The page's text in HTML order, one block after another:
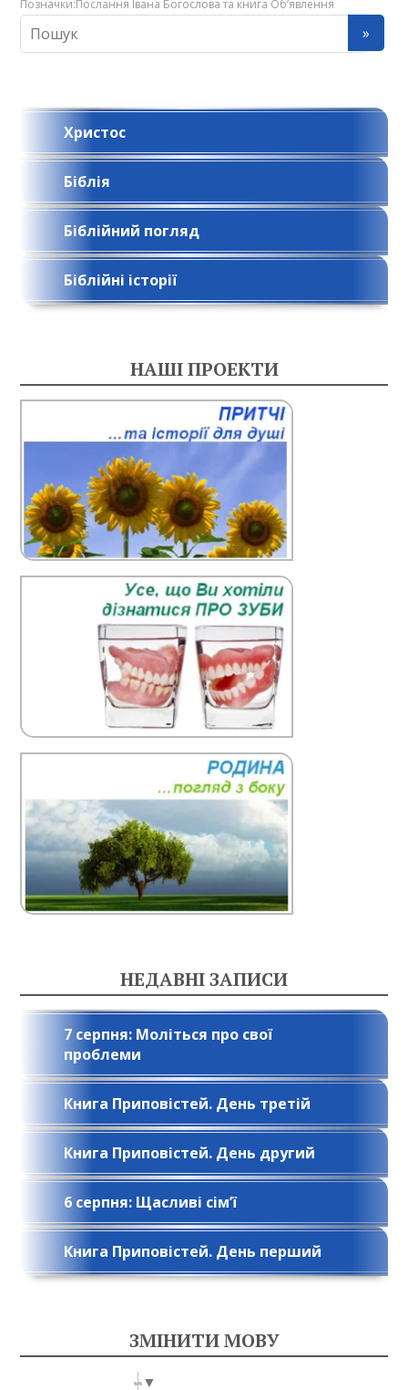
Позначки:Послання Івана Богослова та книга Об’явлення
Христос
Біблія
Біблійний погляд
Біблійні історії
НАШІ ПРОЕКТИ
НЕДАВНІ ЗАПИСИ
7 серпня: Моліться про свої
проблеми
Книга Приповістей. День третій
Книга Приповістей. День другий
6 серпня: Щасливі сім’ї
Книга Приповістей. День перший
ЗМІНИТИ МОВУ
Select Language ▼